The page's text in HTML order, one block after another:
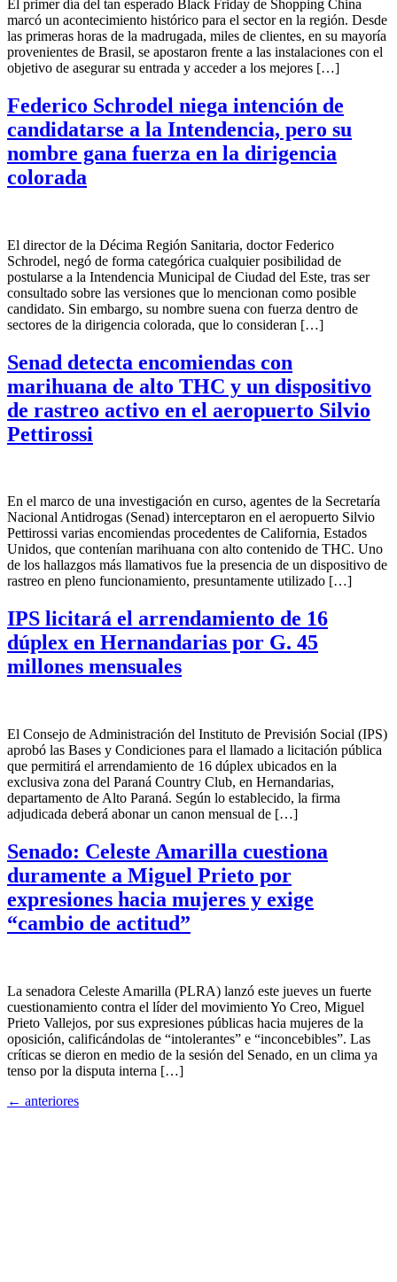
El primer día del tan esperado Black Friday de Shopping China
marcó un acontecimiento histórico para el sector en la región. Desde
las primeras horas de la madrugada, miles de clientes, en su mayoría
provenientes de Brasil, se apostaron frente a las instalaciones con el
objetivo de asegurar su entrada y acceder a los mejores […]
Federico Schrodel niega intención de
candidatarse a la Intendencia, pero su
nombre gana fuerza en la dirigencia
colorada
El director de la Décima Región Sanitaria, doctor Federico
Schrodel, negó de forma categórica cualquier posibilidad de
postularse a la Intendencia Municipal de Ciudad del Este, tras ser
consultado sobre las versiones que lo mencionan como posible
candidato. Sin embargo, su nombre suena con fuerza dentro de
sectores de la dirigencia colorada, que lo consideran […]
Senad detecta encomiendas con
marihuana de alto THC y un dispositivo
de rastreo activo en el aeropuerto Silvio
Pettirossi
En el marco de una investigación en curso, agentes de la Secretaría
Nacional Antidrogas (Senad) interceptaron en el aeropuerto Silvio
Pettirossi varias encomiendas procedentes de California, Estados
Unidos, que contenían marihuana con alto contenido de THC. Uno
de los hallazgos más llamativos fue la presencia de un dispositivo de
rastreo en pleno funcionamiento, presuntamente utilizado […]
IPS licitará el arrendamiento de 16
dúplex en Hernandarias por G. 45
millones mensuales
El Consejo de Administración del Instituto de Previsión Social (IPS)
aprobó las Bases y Condiciones para el llamado a licitación pública
que permitirá el arrendamiento de 16 dúplex ubicados en la
exclusiva zona del Paraná Country Club, en Hernandarias,
departamento de Alto Paraná. Según lo establecido, la firma
adjudicada deberá abonar un canon mensual de […]
Senado: Celeste Amarilla cuestiona
duramente a Miguel Prieto por
expresiones hacia mujeres y exige
“cambio de actitud”
La senadora Celeste Amarilla (PLRA) lanzó este jueves un fuerte
cuestionamiento contra el líder del movimiento Yo Creo, Miguel
Prieto Vallejos, por sus expresiones públicas hacia mujeres de la
oposición, calificándolas de “intolerantes” e “inconcebibles”. Las
críticas se dieron en medio de la sesión del Senado, en un clima ya
tenso por la disputa interna […]
← anteriores